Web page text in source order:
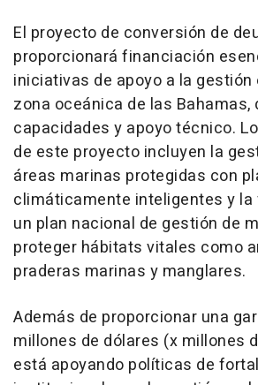
El proyecto de conversión de
proporcionará financiación
iniciativas de apoyo a la
zona oceánica de las Bahamas,
capacidades y apoyo técnico.
de este proyecto incluyen la
áreas marinas protegidas con
climáticamente inteligentes y
un plan nacional de gestión de
proteger hábitats vitales como
praderas marinas y manglares.
Además de proporcionar una
millones de dólares (x millones
está apoyando políticas de